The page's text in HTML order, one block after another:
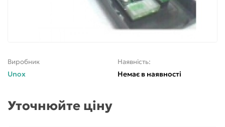
Виробник
Unox
Наявність:
Немає в наявності
Уточнюйте ціну